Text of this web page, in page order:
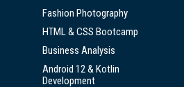
Fashion Photography
HTML & CSS Bootcamp
Business Analysis
Android 12 & Kotlin
Development